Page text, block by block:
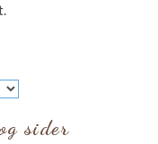
sider